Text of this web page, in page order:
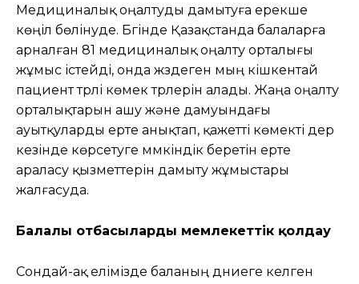
Медициналық оңалтуды дамытуға ерекше
көңіл бөлінуде. Бүгінде Қазақстанда балаларға
арналған 81 медициналық оңалту орталығы
жұмыс істейді, онда жүздеген мың кішкентай
пациент түрлі көмек түрлерін алады. Жаңа оңалту
орталықтарын ашу және дамуындағы
ауытқуларды ерте анықтап, қажетті көмекті дер
кезінде көрсетуге мүмкіндік беретін ерте
араласу қызметтерін дамыту жұмыстары
жалғасуда.
Балалы отбасыларды мемлекеттік қолдау
Сондай-ақ елімізде баланың дүниеге келген